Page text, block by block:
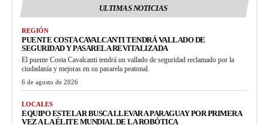
ULTIMAS NOTICIAS
REGIÓN
PUENTE COSTA CAVALCANTI TENDRÁ VALLADO DE
SEGURIDAD Y PASARELA REVITALIZADA
El puente Costa Cavalcanti tendrá un vallado de seguridad reclamado por la
ciudadanía y mejoras en su pasarela peatonal.
6 de agosto de 2026
LOCALES
EQUIPO ESTELAR BUSCA LLEVAR A PARAGUAY POR PRIMERA
VEZ A LA ÉLITE MUNDIAL DE LA ROBÓTICA